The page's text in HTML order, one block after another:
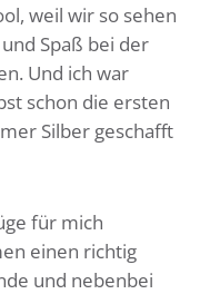
weil wir so sehen
Spaß bei der
Und ich war
schon die ersten
Silber geschafft
für mich
einen richtig
und nebenbei